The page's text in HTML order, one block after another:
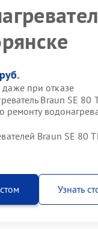
даже при отказе
Braun SE 80
Braun SE 80
Узнать